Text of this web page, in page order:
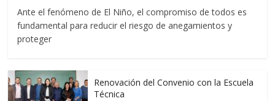
Ante el fenómeno de El Niño, el compromiso de todos es
fundamental para reducir el riesgo de anegamientos y
proteger
Renovación del Convenio con la Escuela
Técnica